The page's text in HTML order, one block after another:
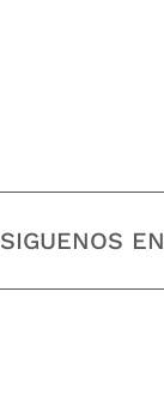
SIGUENOS EN